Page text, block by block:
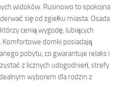
widoków. Rusinowo to spokojna
się od zgiełku miasta. Osada
cenią wygodę, lubiących
Komfortowe domki posiadają
pobytu, co gwarantuje relaks i
z licznych udogodnień, strefy
wyborem dla rodzin z